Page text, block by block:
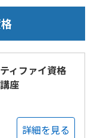
ィファイ資格
座
詳細を見る